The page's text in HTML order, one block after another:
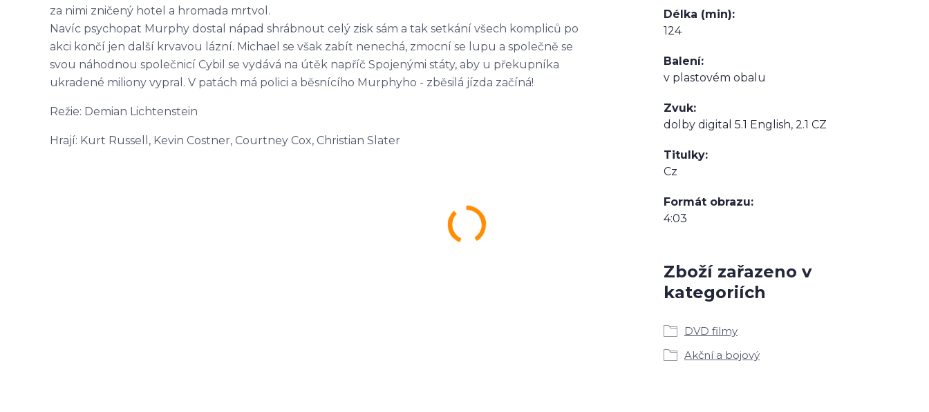
za nimi zničený hotel a hromada mrtvol.
Navíc psychopat Murphy dostal nápad shrábnout celý zisk sám a tak setkání všech kompliců po
akci končí jen další krvavou lázní. Michael se však zabít nenechá, zmocní se lupu a společně se
svou náhodnou společnicí Cybil se vydává na útěk napříč Spojenými státy, aby u překupníka
ukradené miliony vypral. V patách má polici a běsnícího Murphyho - zběsilá jízda začíná!
Režie: Demian Lichtenstein
Hrají: Kurt Russell, Kevin Costner, Courtney Cox, Christian Slater
Délka (min)
124
Balení
v plastovém obalu
Zvuk
dolby digital 5.1 English, 2.1 CZ
Titulky
Cz
Formát obrazu
4:03
Zboží zařazeno v
kategoriích
DVD filmy
Akční a bojový